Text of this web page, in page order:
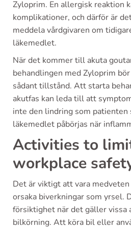
Zyloprim. En allergisk reaktion
komplikationer, och därför är
meddela vårdgivaren om
läkemedlet.
När det kommer till akuta
behandlingen med Zyloprim
sådant tillstånd. Att starta
akutfas kan leda till att
inte den lindring som
läkemedlet påbörjas när
Activities to
workplace
Det är viktigt att vara
orsaka biverkningar som yrsel.
försiktighet när det gäller
bilkörning. Att köra bil eller